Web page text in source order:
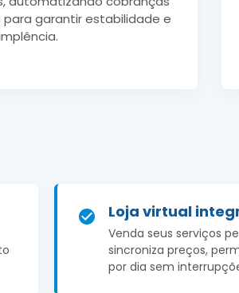
garantir estabilidade e
Loja virtual
Venda seus serviços
sincroniza preços,
por dia sem